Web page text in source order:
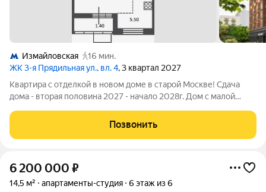
Измайловская
16 мин.
ЖК 3-я Прядильная ул., вл. 4, 3 квартал 2027
Квартира с отделкой в новом доме в старой Москве! Сдача
дома - вторая половина 2027 - начало 2028г. Дом с малой
комфортный этаж. До станции метро "Измайловская" пешком
15 минут, до центра на метро можно
Позвонить
6 200 000 ₽
14,5 м² апартаменты-студия 6 этаж из 6